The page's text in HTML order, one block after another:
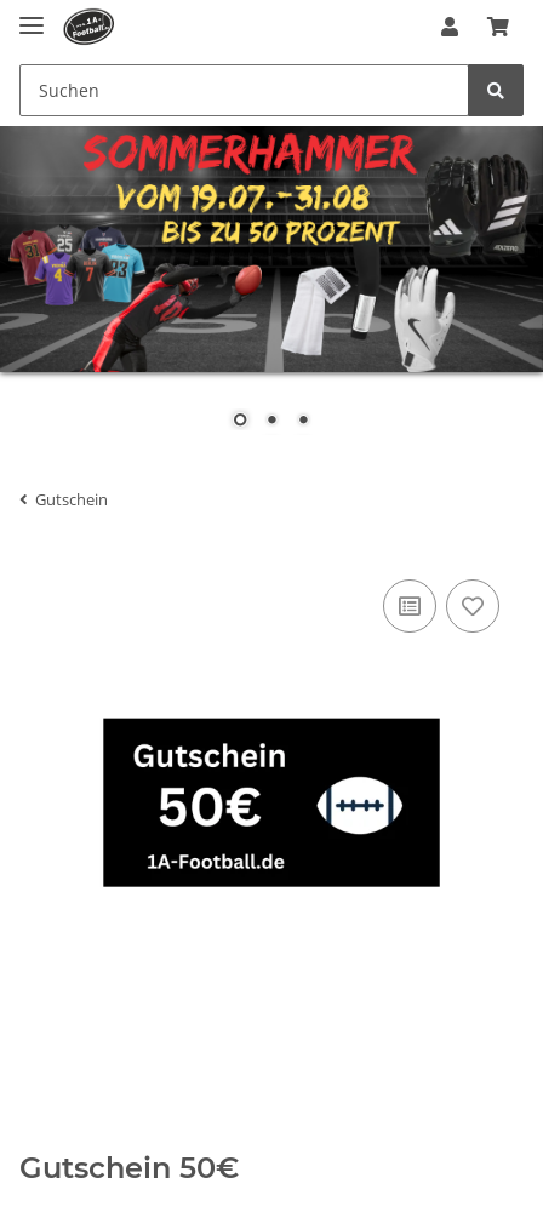
Gutschein
Gutschein 50€